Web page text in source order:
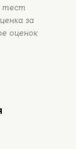
тест
за
оценок